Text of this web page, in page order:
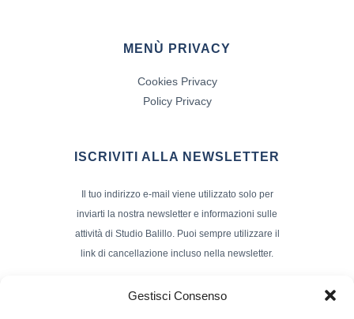
Gestisci Consenso
MENÙ PRIVACY
Cookies Privacy
Policy Privacy
ISCRIVITI ALLA NEWSLETTER
Il tuo indirizzo e-mail viene utilizzato solo per
inviarti la nostra newsletter e informazioni sulle
attività di Studio Balillo. Puoi sempre utilizzare il
link di cancellazione incluso nella newsletter.